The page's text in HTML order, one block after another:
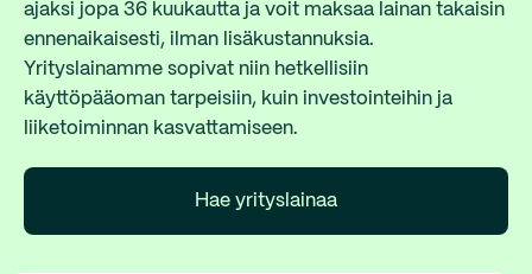
ajaksi jopa 36 kuukautta ja voit maksaa lainan takaisin
ennenaikaisesti, ilman lisäkustannuksia.
Yrityslainamme sopivat niin hetkellisiin
käyttöpääoman tarpeisiin, kuin investointeihin ja
liiketoiminnan kasvattamiseen.
Hae yrityslainaa